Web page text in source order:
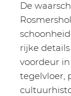
De
rijke
voordeur
tegelvloer,